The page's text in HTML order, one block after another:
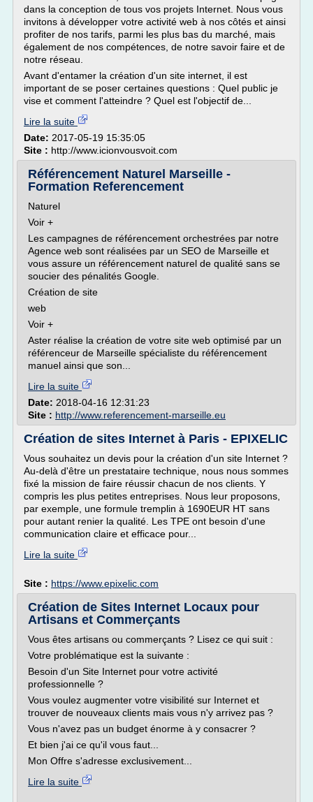
dans la conception de tous vos projets Internet. Nous vous
invitons à développer votre activité web à nos côtés et ainsi
profiter de nos tarifs, parmi les plus bas du marché, mais
également de nos compétences, de notre savoir faire et de
notre réseau.
Avant d'entamer la création d'un site internet, il est
important de se poser certaines questions : Quel public je
vise et comment l'atteindre ? Quel est l'objectif de...
Lire la suite
Date: 2017-05-19 15:35:05
Site : http://www.icionvousvoit.com
Référencement Naturel Marseille -
Formation Referencement
Naturel
Voir +
Les campagnes de référencement orchestrées par notre
Agence web sont réalisées par un SEO de Marseille et
vous assure un référencement naturel de qualité sans se
soucier des pénalités Google.
Création de site
web
Voir +
Aster réalise la création de votre site web optimisé par un
référenceur de Marseille spécialiste du référencement
manuel ainsi que son...
Lire la suite
Date: 2018-04-16 12:31:23
Site : http://www.referencement-marseille.eu
Création de sites Internet à Paris - EPIXELIC
Vous souhaitez un devis pour la création d'un site Internet ?
Au-delà d'être un prestataire technique, nous nous sommes
fixé la mission de faire réussir chacun de nos clients. Y
compris les plus petites entreprises. Nous leur proposons,
par exemple, une formule tremplin à 1690EUR HT sans
pour autant renier la qualité. Les TPE ont besoin d'une
communication claire et efficace pour...
Lire la suite
Site : https://www.epixelic.com
Création de Sites Internet Locaux pour
Artisans et Commerçants
Vous êtes artisans ou commerçants ? Lisez ce qui suit :
Votre problématique est la suivante :
Besoin d'un Site Internet pour votre activité
professionnelle ?
Vous voulez augmenter votre visibilité sur Internet et
trouver de nouveaux clients mais vous n'y arrivez pas ?
Vous n'avez pas un budget énorme à y consacrer ?
Et bien j'ai ce qu'il vous faut...
Mon Offre s'adresse exclusivement...
Lire la suite